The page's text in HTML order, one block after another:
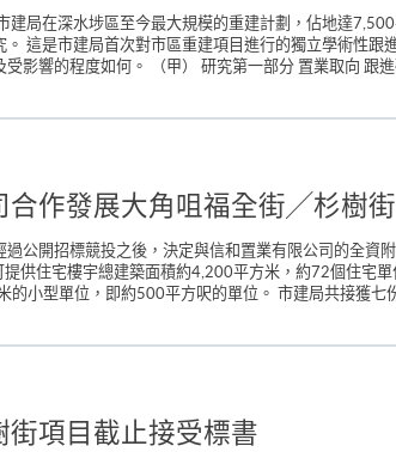
建局在深水埗區至今最大規模的重建計劃，佔地達
這是市建局首次對市區重建項目進行的獨立學術性
影響的程度如何。 （甲） 研究第一部分 置業取向 跟
合作發展大角咀福全街╱杉樹
公開招標競投之後，決定與信和置業有限公司的全
供住宅樓宇總建築面積約4,200平方米，約72個住宅
小型單位，即約500平方呎的單位。 市建局共接獲
項目截止接受標書